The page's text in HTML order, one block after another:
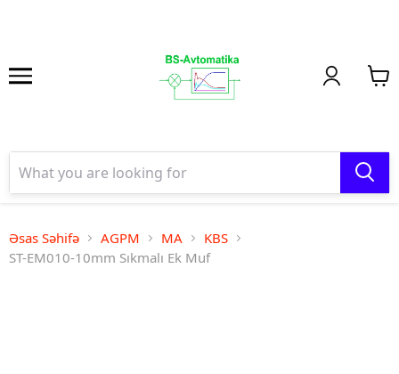
Əsas Səhifə AGPM MA
KBS
ST-EM010-10mm Sıkmalı Ek Muf